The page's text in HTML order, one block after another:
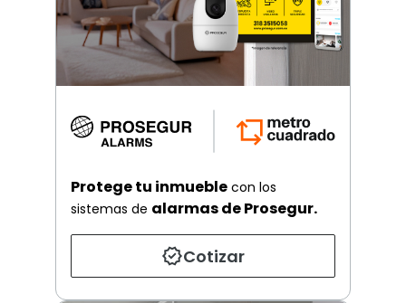
Protege tu inmueble con los
sistemas de alarmas de Prosegur.
Cotizar